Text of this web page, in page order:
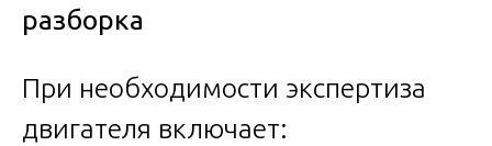
разборка
При необходимости экспертиза
двигателя включает: